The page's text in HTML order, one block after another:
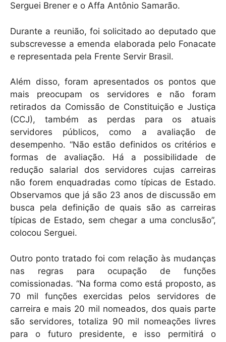
Serguei Brener e o Affa Antônio Samarão.
Durante a reunião, foi solicitado ao deputado que
subscrevesse a emenda elaborada pelo Fonacate
e representada pela Frente Servir Brasil.
Além disso, foram apresentados os pontos que
mais preocupam os servidores e não foram
retirados da Comissão de Constituição e Justiça
(CCJ), também as perdas para os atuais
servidores públicos, como a avaliação de
desempenho. “Não estão definidos os critérios e
formas de avaliação. Há a possibilidade de
redução salarial dos servidores cujas carreiras
não forem enquadradas como típicas de Estado.
Observamos que já são 23 anos de discussão em
busca pela definição de quais são as carreiras
típicas de Estado, sem chegar a uma conclusão”,
colocou Serguei.
Outro ponto tratado foi com relação às mudanças
nas regras para ocupação de funções
comissionadas. “Na forma como está proposto, as
70 mil funções exercidas pelos servidores de
carreira e mais 20 mil nomeados, dos quais parte
são servidores, totaliza 90 mil nomeações livres
para o futuro presidente, e isso permitirá o